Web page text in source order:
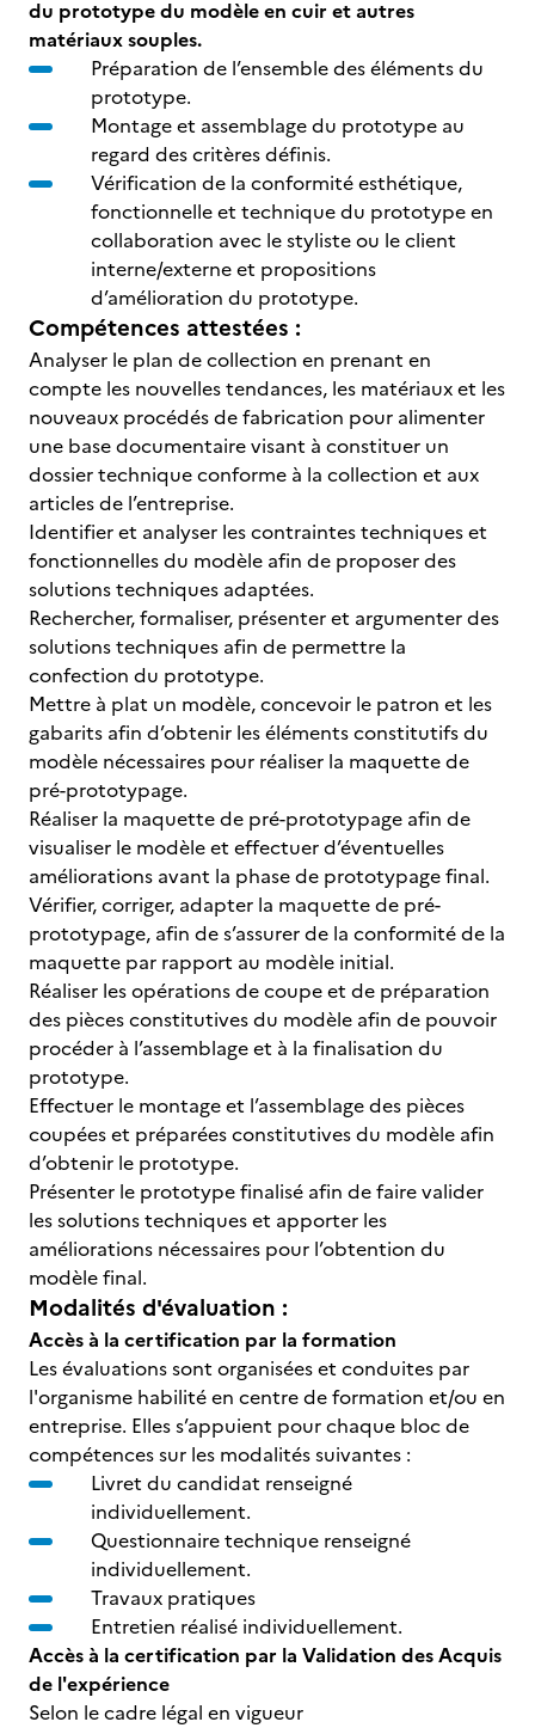
du prototype du modèle en cuir et autres
matériaux souples.
Préparation de l’ensemble des éléments du
prototype.
Montage et assemblage du prototype au
regard des critères définis.
Vérification de la conformité esthétique,
fonctionnelle et technique du prototype en
collaboration avec le styliste ou le client
interne/externe et propositions
d’amélioration du prototype.
Compétences attestées :
Analyser le plan de collection en prenant en
compte les nouvelles tendances, les matériaux et les
nouveaux procédés de fabrication pour alimenter
une base documentaire visant à constituer un
dossier technique conforme à la collection et aux
articles de l’entreprise.
Identifier et analyser les contraintes techniques et
fonctionnelles du modèle afin de proposer des
solutions techniques adaptées.
Rechercher, formaliser, présenter et argumenter des
solutions techniques afin de permettre la
confection du prototype.
Mettre à plat un modèle, concevoir le patron et les
gabarits afin d’obtenir les éléments constitutifs du
modèle nécessaires pour réaliser la maquette de
pré-prototypage.
Réaliser la maquette de pré-prototypage afin de
visualiser le modèle et effectuer d’éventuelles
améliorations avant la phase de prototypage final.
Vérifier, corriger, adapter la maquette de pré-
prototypage, afin de s’assurer de la conformité de la
maquette par rapport au modèle initial.
Réaliser les opérations de coupe et de préparation
des pièces constitutives du modèle afin de pouvoir
procéder à l’assemblage et à la finalisation du
prototype.
Effectuer le montage et l’assemblage des pièces
coupées et préparées constitutives du modèle afin
d’obtenir le prototype.
Présenter le prototype finalisé afin de faire valider
les solutions techniques et apporter les
améliorations nécessaires pour l’obtention du
modèle final.
Modalités d'évaluation :
Accès à la certification par la formation
Les évaluations sont organisées et conduites par
l'organisme habilité en centre de formation et/ou en
entreprise. Elles s’appuient pour chaque bloc de
compétences sur les modalités suivantes :
Livret du candidat renseigné
individuellement.
Questionnaire technique renseigné
individuellement.
Travaux pratiques
Entretien réalisé individuellement.
Accès à la certification par la Validation des Acquis
de l'expérience
Selon le cadre légal en vigueur